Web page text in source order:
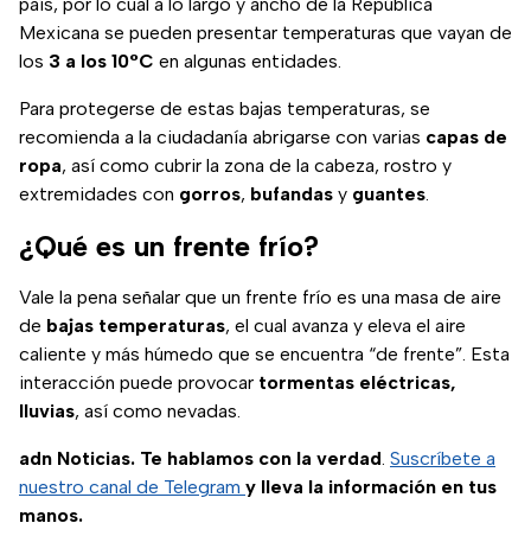
Mexicana se pueden presentar temperaturas que vayan de
los 3 a los 10°C en algunas entidades.
Para protegerse de estas bajas temperaturas, se
recomienda a la ciudadanía abrigarse con varias capas de
ropa, así como cubrir la zona de la cabeza, rostro y
extremidades con gorros, bufandas y guantes.
¿Qué es un frente frío?
Vale la pena señalar que un frente frío es una masa de aire
de bajas temperaturas, el cual avanza y eleva el aire
caliente y más húmedo que se encuentra “de frente”. Esta
interacción puede provocar tormentas eléctricas,
lluvias, así como nevadas.
adn Noticias. Te hablamos con la verdad. Suscríbete a
nuestro canal de Telegram y lleva la información en tus
manos.